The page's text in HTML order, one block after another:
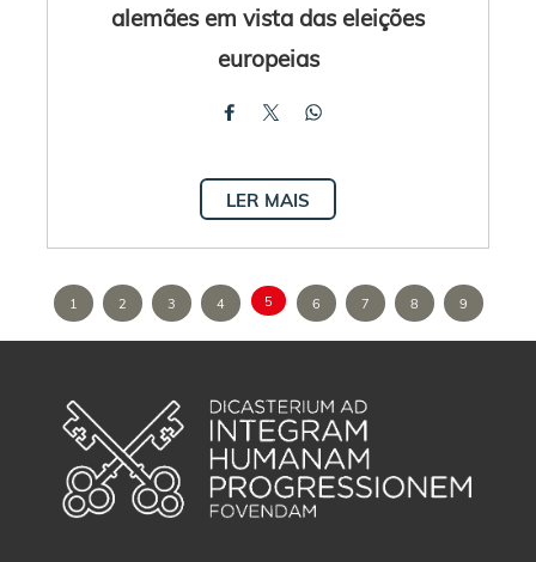
alemães em vista das eleições
europeias
LER MAIS
1 2 3 4 5 6 7 8 9